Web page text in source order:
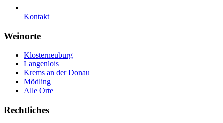
Kontakt
Weinorte
Klosterneuburg
Langenlois
Krems an der Donau
Mödling
Alle Orte
Rechtliches